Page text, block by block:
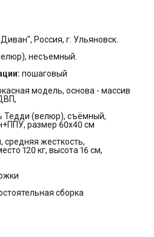
Россия, г. Ульяновск.
несъемный.
пошаговый
модель, основа - массив
Тедди (велюр), съёмный,
размер 60х40 см
средняя жесткость,
120 кг, высота 16 см,
сборка